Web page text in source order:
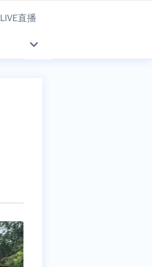
LIVE直播